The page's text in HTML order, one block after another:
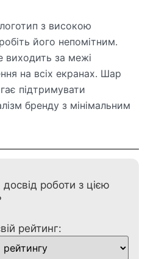
з високою
його непомітним.
виходить за межі
на всіх екранах. Шар
підтримувати
бренду з мінімальним
роботи з цією
рейтинг: